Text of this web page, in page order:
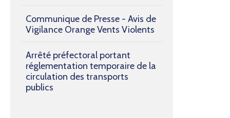
Communique de Presse - Avis de
Vigilance Orange Vents Violents
Arrêté préfectoral portant
réglementation temporaire de la
circulation des transports
publics